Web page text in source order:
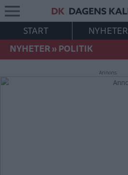
START NYHETER
NYHETER»POLITIK
Annons: